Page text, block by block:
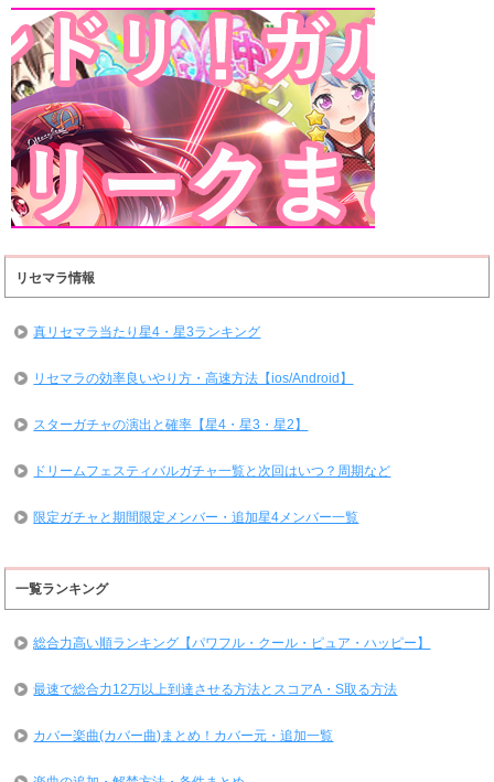
リセマラ情報
真リセマラ当たり星4・星3ランキング
リセマラの効率良いやり方・高速方法【ios/Android】
スターガチャの演出と確率【星4・星3・星2】
ドリームフェスティバルガチャ一覧と次回はいつ？周期など
限定ガチャと期間限定メンバー・追加星4メンバー一覧
一覧ランキング
総合力高い順ランキング【パワフル・クール・ピュア・ハッピー】
最速で総合力12万以上到達させる方法とスコアA・S取る方法
カバー楽曲(カバー曲)まとめ！カバー元・追加一覧